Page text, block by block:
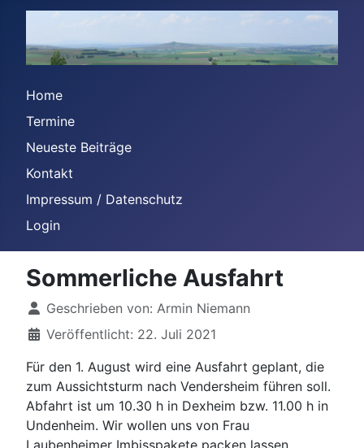
Home
Termine
Neueste Beiträge
Kontakt
Impressum / Datenschutz
Login
Sommerliche Ausfahrt
DetailsGeschrieben von: Armin Niemann
Veröffentlicht: 22. Juli 2021
Für den 1. August wird eine Ausfahrt geplant, die
zum Aussichtsturm nach Vendersheim führen soll.
Abfahrt ist um 10.30 h in Dexheim bzw. 11.00 h in
Undenheim. Wir wollen uns von Frau